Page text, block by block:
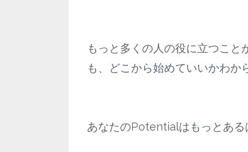
もっと多くの人の役に立つこと
も、どこから始めていいかわか
あなたのPotentialはもっとある